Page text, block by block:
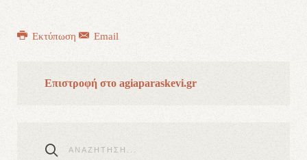
Εκτύπωση Email
Επιστροφή στο agiaparaskevi.gr